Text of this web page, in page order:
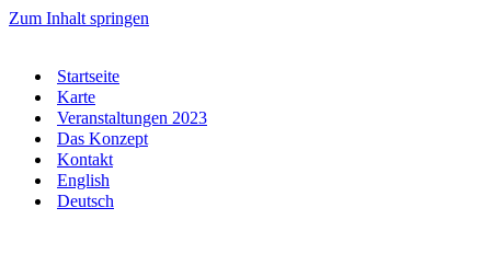
Zum Inhalt springen
Startseite
Karte
Veranstaltungen 2023
Das Konzept
Kontakt
English
Deutsch